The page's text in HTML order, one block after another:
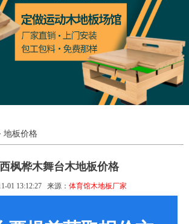
地板价格
枫桦木舞台木地板价格
01 13:12:27 来源： 体育馆木地板厂家